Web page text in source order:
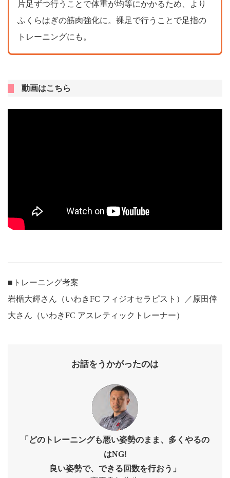
片足ずつ行うことで体重が均等にかかるため、より
ふくらはぎの筋肉強化に。裸足で行うことで足指の
トレーニングにも。
動画はこちら
■トレーニング考案
岩楯大輝さん（いわきFC フィジオセラピスト）／原田倖
大さん（いわきFC アスレティックトレーナー）
お話をうかがったのは
「どのトレーニングも悪い姿勢のまま、多くやるの
はNG!
良い姿勢で、できる回数を行おう」